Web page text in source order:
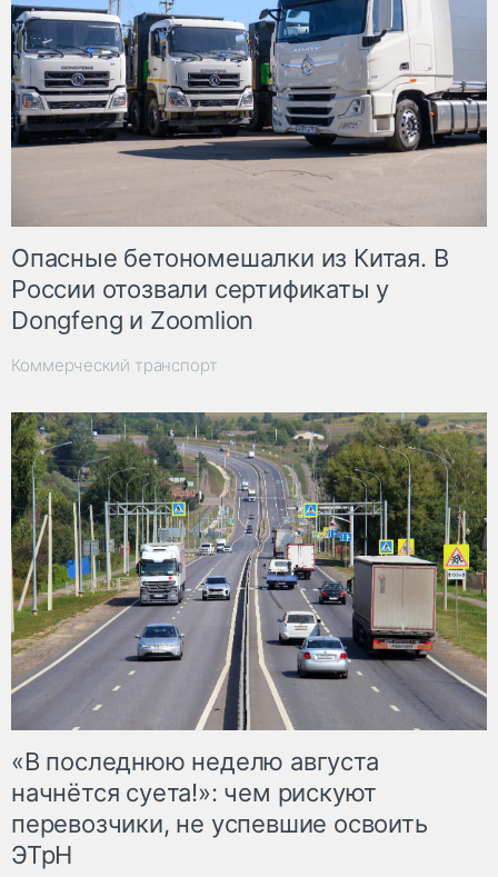
Опасные бетономешалки из Китая. В
России отозвали сертификаты у
Dongfeng и Zoomlion
Коммерческий транспорт
«В последнюю неделю августа
начнётся суета!»: чем рискуют
перевозчики, не успевшие освоить
ЭТрН